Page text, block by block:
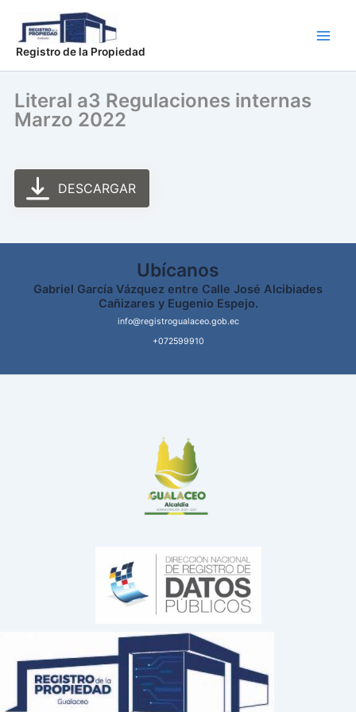
contenido
Registro de la Propiedad
Literal a3 Regulaciones internas
Marzo 2022
DESCARGAR
Ubícanos
Gabriel García Vázquez entre Calle José Alcibiades
Cañizares y Eugenio Espejo.
info@registrogualaceo.gob.ec
+072599910